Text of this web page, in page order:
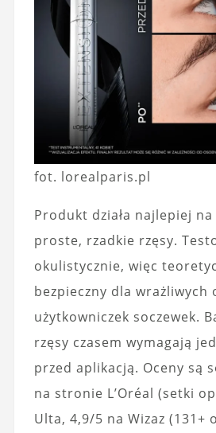
fot. lorealparis.pl
Produkt działa najlepiej
proste, rzadkie rzęsy.
okulistycznie, więc
bezpieczny dla wrażliwych
użytkowniczek soczewek.
rzęsy czasem wymagają
przed aplikacją. Oceny są
na stronie L’Oréal (setki
Ulta, 4,9/5 na Wizaz (131+